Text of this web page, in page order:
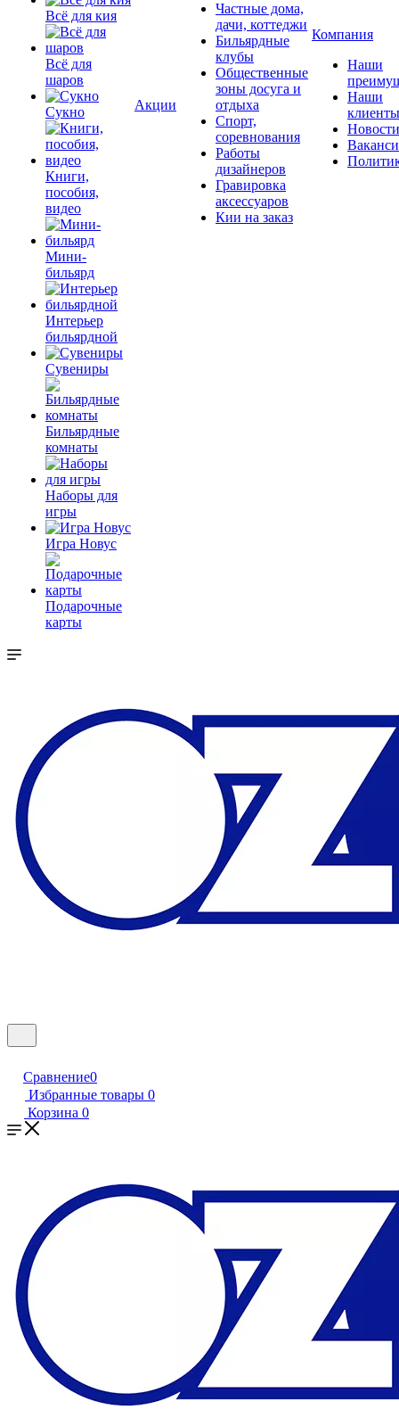
Всё для кия
Всё для
шаров
Сукно
Книги,
пособия,
видео
Мини-
бильярд
Интерьер
бильярдной
Сувениры
Бильярдные
комнаты
Наборы для
игры
Игра Новус
Подарочные
карты
Акции
Частные дома,
дачи, коттеджи
Бильярдные
клубы
Общественные
зоны досуга и
отдыха
Спорт,
соревнования
Работы
дизайнеров
Гравировка
аксессуаров
Кии на заказ
Компания
Наши
Наши
клиенты
Новости
Сравнение0
Избранные товары 0
Корзина 0